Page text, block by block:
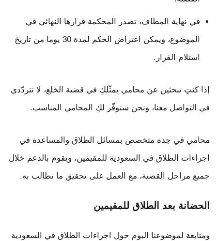
في نهاية المطاف، تصدر المحكمة قرارها النهائي في
الموضوع، ويمكن اعتراض الحكم لمدة 30 يوما من تاريخ
استلام القرار.
إذا كنتِ تبحثين عن محامي يمثّلكِ في قضية الخلع، لا تتردّدي
في التواصل معنا، ونحن سنوفّر لكِ المحامي المناسب.
محامي في جدة متخصص بمسائل الطلاق والمساعدة في
اجراءات الطلاق في السعودية للمقيمين، ويقوم بالدعم خلال
جميع مراحل القضية، مع العمل على تحقيق ما تطالب به.
الحضانة بعد الطلاق للمقيمين
ومتابعة لموضوعنا اليوم حول اجراءات الطلاق في السعودية